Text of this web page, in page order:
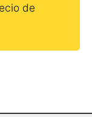
de